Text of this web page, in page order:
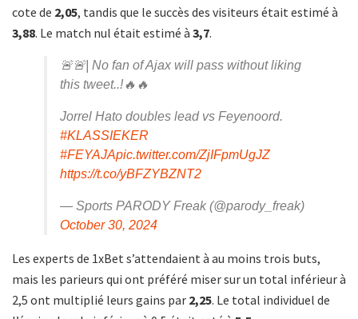
cote de 2,05, tandis que le succès des visiteurs était estimé à
3,88. Le match nul était estimé à 3,7.
🚨🚨| No fan of Ajax will pass without liking
this tweet..!🔥🔥
Jorrel Hato doubles lead vs Feyenoord.
#KLASSIEKER
#FEYAJApic.twitter.com/ZjIFpmUgJZ
https://t.co/yBFZYBZNT2
— Sports PARODY Freak (@parody_freak)
October 30, 2024
Les experts de 1xBet s’attendaient à au moins trois buts,
mais les parieurs qui ont préféré miser sur un total inférieur à
2,5 ont multiplié leurs gains par 2,25. Le total individuel de